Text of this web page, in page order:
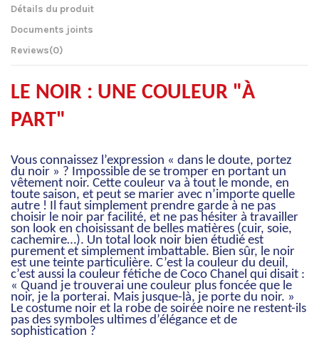
Détails du produit
Documents joints
Reviews(0)
LE NOIR : UNE COULEUR "À
PART"
Vous connaissez l’expression « dans le doute, portez
du noir » ? Impossible de se tromper en portant un
vêtement noir. Cette couleur va à tout le monde, en
toute saison, et peut se marier avec n’importe quelle
autre ! Il faut simplement prendre garde à ne pas
choisir le noir par facilité, et ne pas hésiter à travailler
son look en choisissant de belles matières (cuir, soie,
cachemire…). Un total look noir bien étudié est
purement et simplement imbattable. Bien sûr, le noir
est une teinte particulière. C’est la couleur du deuil,
c’est aussi la couleur fétiche de Coco Chanel qui disait :
« Quand je trouverai une couleur plus foncée que le
noir, je la porterai. Mais jusque-là, je porte du noir. »
Le costume noir et la robe de soirée noire ne restent-ils
pas des symboles ultimes d’élégance et de
sophistication ?